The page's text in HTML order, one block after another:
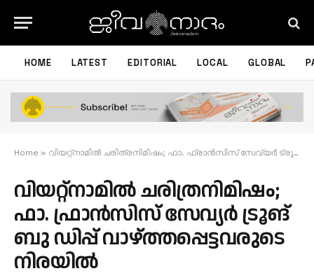
HOME LATEST EDITORIAL LOCAL GLOBAL
Home » വിയറ്റ്‌നാമില്‍ ചരിത്രനിമിഷം; ഫാ. ഫ്രാന്‍സിസ് സേവ്യര്‍ ട്രൂങ് ബു ഡിപ്പ് വാഴ്ത്തപ്പെട്ടവരുടെ നിരയില്‍
വിയറ്റ്‌നാമില്‍ ചരിത്രനിമിഷം;
ഫാ. ഫ്രാന്‍സിസ് സേവ്യര്‍ ട്രൂങ്
ബു ഡിപ്പ് വാഴ്ത്തപ്പെട്ടവരുടെ
നിരയില്‍